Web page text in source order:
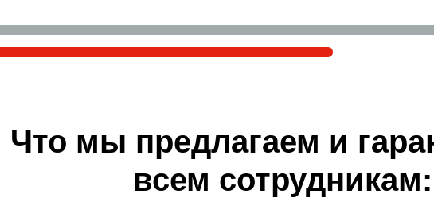
Что мы предлагаем и
всем сотрудникам: